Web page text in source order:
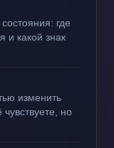
где
и какой знак
изменить
но